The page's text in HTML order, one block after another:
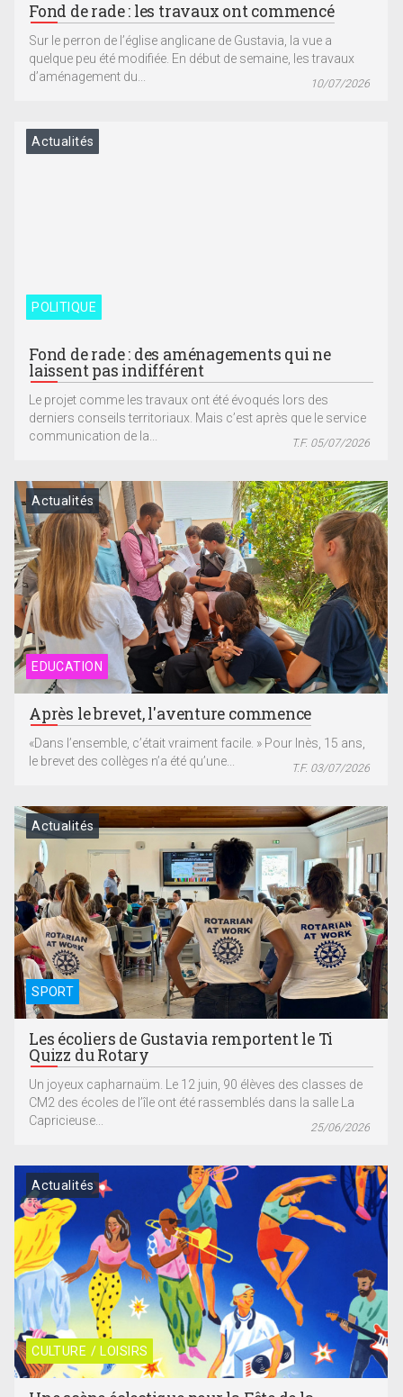
Fond de rade : les travaux ont commencé
Sur le perron de l’église anglicane de Gustavia, la vue a
quelque peu été modifiée. En début de semaine, les travaux
d’aménagement du...
10/07/2026
POLITIQUE
Actualités
Fond de rade : des aménagements qui ne
laissent pas indifférent
Le projet comme les travaux ont été évoqués lors des
derniers conseils territoriaux. Mais c’est après que le service
communication de la...
T.F. 05/07/2026
EDUCATION
Actualités
Après le brevet, l'aventure commence
«Dans l’ensemble, c’était vraiment facile. » Pour Inès, 15 ans,
le brevet des collèges n’a été qu’une...
T.F. 03/07/2026
SPORT
Actualités
Les écoliers de Gustavia remportent le Ti
Quizz du Rotary
Un joyeux capharnaüm. Le 12 juin, 90 élèves des classes de
CM2 des écoles de l’île ont été rassemblés dans la salle La
Capricieuse...
25/06/2026
CULTURE / LOISIRS
Actualités